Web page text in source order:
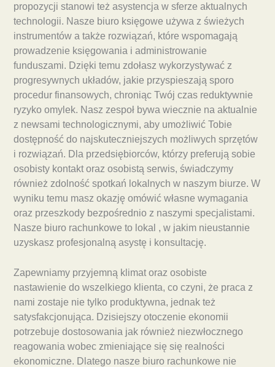
propozycji stanowi też asystencja w sferze aktualnych
technologii. Nasze biuro księgowe używa z świeżych
instrumentów a także rozwiązań, które wspomagają
prowadzenie księgowania i administrowanie
funduszami. Dzięki temu zdołasz wykorzystywać z
progresywnych układów, jakie przyspieszają sporo
procedur finansowych, chroniąc Twój czas reduktywnie
ryzyko omylek. Nasz zespoł bywa wiecznie na aktualnie
z newsami technologicznymi, aby umożliwić Tobie
dostępność do najskuteczniejszych możliwych sprzętów
i rozwiązań. Dla przedsiębiorców, którzy preferują sobie
osobisty kontakt oraz osobistą serwis, świadczymy
również zdolność spotkań lokalnych w naszym biurze. W
wyniku temu masz okazję omówić własne wymagania
oraz przeszkody bezpośrednio z naszymi specjalistami.
Nasze biuro rachunkowe to lokal , w jakim nieustannie
uzyskasz profesjonalną asystę i konsultację.
Zapewniamy przyjemną klimat oraz osobiste
nastawienie do wszelkiego klienta, co czyni, że praca z
nami zostaje nie tylko produktywna, jednak też
satysfakcjonująca. Dzisiejszy otoczenie ekonomii
potrzebuje dostosowania jak również niezwłocznego
reagowania wobec zmieniające się się realności
ekonomiczne. Dlatego nasze biuro rachunkowe nie